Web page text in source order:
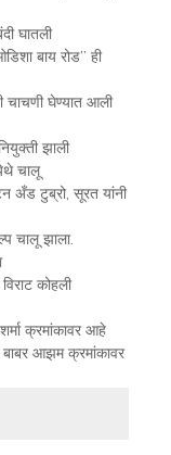
घातली
बाय रोड” ही
चाचणी घेण्यात आली
झाली
चालू
अँड टुब्रो, सूरत यांनी
चालू झाला.
कोहली
क्रमांकावर आहे
बाबर आझम क्रमांकावर